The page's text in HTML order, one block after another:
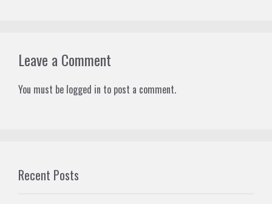
Leave a Comment
You must be logged in to post a comment.
Recent Posts